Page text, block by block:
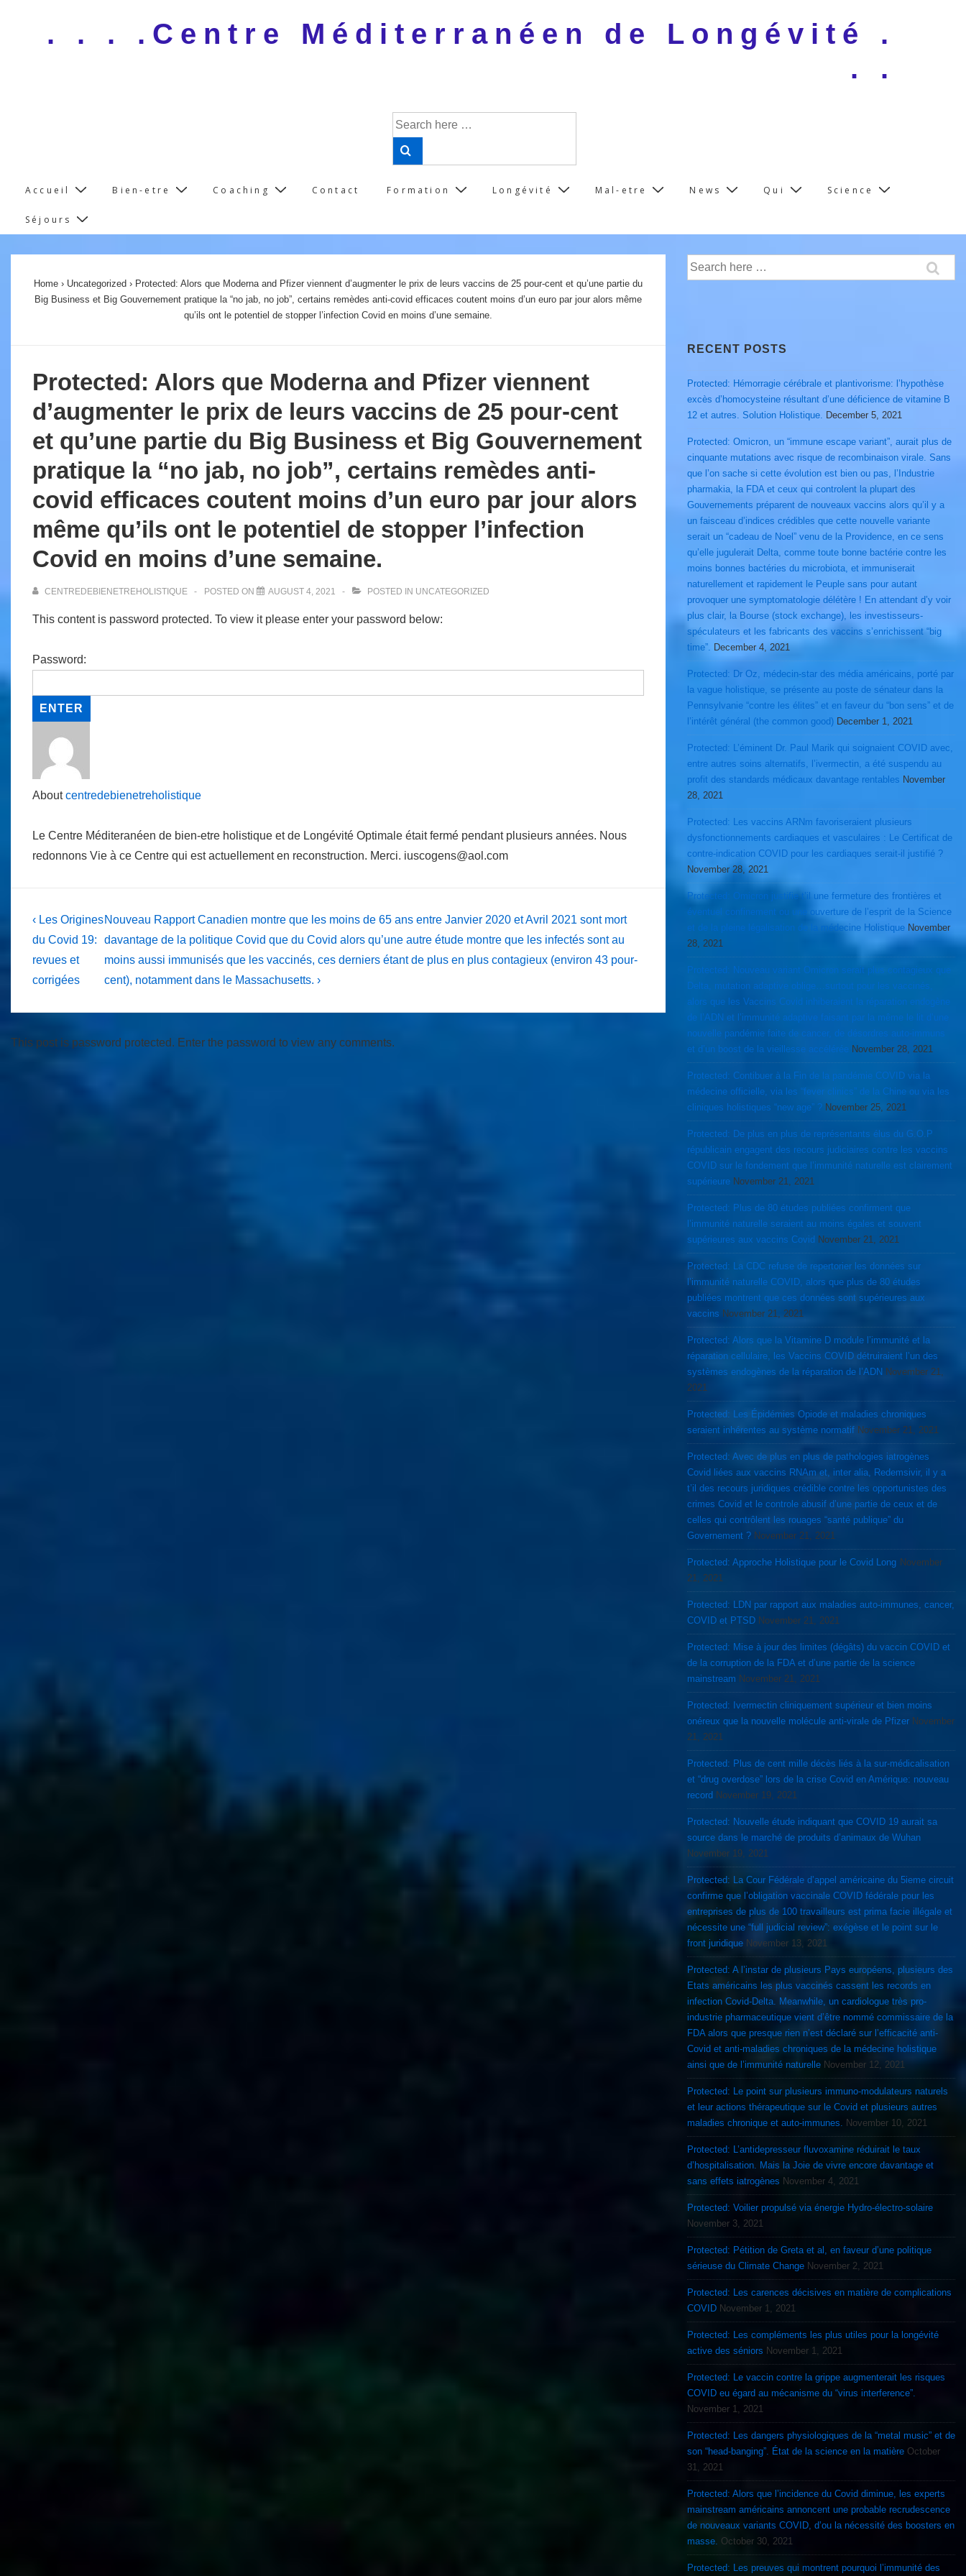
. . . .Centre Méditerranéen de Longévité .
. .
Search
for:
Main
Navigation
Accueil Bien-etre Coaching Contact Formation Longévité Mal-etre News Qui Science
Séjours
Home › Uncategorized › Protected: Alors que Moderna and Pfizer viennent d’augmenter le prix de leurs vaccins de 25 pour-cent et qu’une partie du
Big Business et Big Gouvernement pratique la “no jab, no job”, certains remèdes anti-covid efficaces coutent moins d’un euro par jour alors même
qu’ils ont le potentiel de stopper l’infection Covid en moins d’une semaine.
Protected: Alors que Moderna and Pfizer viennent
d’augmenter le prix de leurs vaccins de 25 pour-cent
et qu’une partie du Big Business et Big Gouvernement
pratique la “no jab, no job”, certains remèdes anti-
covid efficaces coutent moins d’un euro par jour alors
même qu’ils ont le potentiel de stopper l’infection
Covid en moins d’une semaine.
CENTREDEBIENETREHOLISTIQUE POSTED ON AUGUST 4, 2021 POSTED IN UNCATEGORIZED
This content is password protected. To view it please enter your password below:
Password:
Aboutcentredebienetreholistique
Le Centre Méditeranéen de bien-etre holistique et de Longévité Optimale était fermé pendant plusieurs années. Nous
redonnons Vie à ce Centre qui est actuellement en reconstruction. Merci. iuscogens@aol.com
Post
navigation
Previous
Post
is
‹ Les Origines
du Covid 19:
revues et
corrigées
Next
Post
is
Nouveau Rapport Canadien montre que les moins de 65 ans entre Janvier 2020 et Avril 2021 sont mort
davantage de la politique Covid que du Covid alors qu’une autre étude montre que les infectés sont au
moins aussi immunisés que les vaccinés, ces derniers étant de plus en plus contagieux (environ 43 pour-
cent), notamment dans le Massachusetts. ›
This post is password protected. Enter the password to view any comments.
Search
for:
RECENT POSTS
Protected: Hémorragie cérébrale et plantivorisme: l’hypothèse
excès d’homocysteine résultant d’une déficience de vitamine B
12 et autres. Solution Holistique. December 5, 2021
Protected: Omicron, un “immune escape variant”, aurait plus de
cinquante mutations avec risque de recombinaison virale. Sans
que l’on sache si cette évolution est bien ou pas, l’Industrie
pharmakia, la FDA et ceux qui controlent la plupart des
Gouvernements préparent de nouveaux vaccins alors qu’il y a
un faisceau d’indices crédibles que cette nouvelle variante
serait un “cadeau de Noel” venu de la Providence, en ce sens
qu’elle jugulerait Delta, comme toute bonne bactérie contre les
moins bonnes bactéries du microbiota, et immuniserait
naturellement et rapidement le Peuple sans pour autant
provoquer une symptomatologie délétère ! En attendant d’y voir
plus clair, la Bourse (stock exchange), les investisseurs-
spéculateurs et les fabricants des vaccins s’enrichissent “big
time”. December 4, 2021
Protected: Dr Oz, médecin-star des média américains, porté par
la vague holistique, se présente au poste de sénateur dans la
Pennsylvanie “contre les élites” et en faveur du “bon sens” et de
l’intérêt général (the common good) December 1, 2021
Protected: L’éminent Dr. Paul Marik qui soignaient COVID avec,
entre autres soins alternatifs, l’ivermectin, a été suspendu au
profit des standards médicaux davantage rentables November
28, 2021
Protected: Les vaccins ARNm favoriseraient plusieurs
dysfonctionnements cardiaques et vasculaires : Le Certificat de
contre-indication COVID pour les cardiaques serait-il justifié ?
November 28, 2021
Protected: Omicron justifie t’il une fermeture des frontières et
éventuel confinement ou une ouverture de l’esprit de la Science
et de la pleine légalisation de la médecine Holistique November
28, 2021
Protected: Nouveau variant Omicron serait plus contagieux que
Delta, mutation adaptive oblige…surtout pour les vaccinés,
alors que les Vaccins Covid inhiberaient la réparation endogène
de l’ADN et l’immunité adaptive faisant par la même le lit d’une
nouvelle pandémie faite de cancer, de désordres auto-immuns
et d’un boost de la vieillesse accélérée November 28, 2021
Protected: Contibuer à la Fin de la pandémie COVID via la
médecine officielle, via les “fever clinics” de la Chine ou via les
cliniques holistiques “new age” ? November 25, 2021
Protected: De plus en plus de représentants élus du G.O.P
républicain engagent des recours judiciaires contre les vaccins
COVID sur le fondement que l’immunité naturelle est clairement
supérieure November 21, 2021
Protected: Plus de 80 études publiées confirment que
l’immunité naturelle seraient au moins égales et souvent
supérieures aux vaccins Covid November 21, 2021
Protected: La CDC refuse de repertorier les données sur
l’immunité naturelle COVID, alors que plus de 80 études
publiées montrent que ces données sont supérieures aux
vaccins November 21, 2021
Protected: Alors que la Vitamine D module l’immunité et la
réparation cellulaire, les Vaccins COVID détruiraient l’un des
systèmes endogènes de la réparation de l’ADN November 21,
2021
Protected: Les Épidémies Opiode et maladies chroniques
seraient inhérentes au système normatif November 21, 2021
Protected: Avec de plus en plus de pathologies iatrogènes
Covid liées aux vaccins RNAm et, inter alia, Redemsivir, il y a
t’il des recours juridiques crédible contre les opportunistes des
crimes Covid et le controle abusif d’une partie de ceux et de
celles qui contrôlent les rouages “santé publique” du
Governement ? November 21, 2021
Protected: Approche Holistique pour le Covid Long November
21, 2021
Protected: LDN par rapport aux maladies auto-immunes, cancer,
COVID et PTSD November 21, 2021
Protected: Mise à jour des limites (dégâts) du vaccin COVID et
de la corruption de la FDA et d’une partie de la science
mainstream November 21, 2021
Protected: Ivermectin cliniquement supérieur et bien moins
onéreux que la nouvelle molécule anti-virale de Pfizer November
21, 2021
Protected: Plus de cent mille décès liés à la sur-médicalisation
et “drug overdose” lors de la crise Covid en Amérique: nouveau
record November 19, 2021
Protected: Nouvelle étude indiquant que COVID 19 aurait sa
source dans le marché de produits d’animaux de Wuhan
November 19, 2021
Protected: La Cour Fédérale d’appel américaine du 5ieme circuit
confirme que l’obligation vaccinale COVID fédérale pour les
entreprises de plus de 100 travailleurs est prima facie illégale et
nécessite une “full judicial review”: exégèse et le point sur le
front juridique November 13, 2021
Protected: A l’instar de plusieurs Pays européens, plusieurs des
Etats américains les plus vaccinés cassent les records en
infection Covid-Delta. Meanwhile, un cardiologue très pro-
industrie pharmaceutique vient d’être nommé commissaire de la
FDA alors que presque rien n’est déclaré sur l’efficacité anti-
Covid et anti-maladies chroniques de la médecine holistique
ainsi que de l’immunité naturelle November 12, 2021
Protected: Le point sur plusieurs immuno-modulateurs naturels
et leur actions thérapeutique sur le Covid et plusieurs autres
maladies chronique et auto-immunes.
November 10, 2021
Protected: L’antidepresseur fluvoxamine réduirait le taux
d’hospitalisation. Mais la Joie de vivre encore davantage et
sans effets iatrogènes November 4, 2021
Protected: Voilier propulsé via énergie Hydro-électro-solaire
November 3, 2021
Protected: Pétition de Greta et al, en faveur d’une politique
sérieuse du Climate Change November 2, 2021
Protected: Les carences décisives en matière de complications
COVID November 1, 2021
Protected: Les compléments les plus utiles pour la longévité
active des séniors November 1, 2021
Protected: Le vaccin contre la grippe augmenterait les risques
COVID eu égard au mécanisme du “virus interference”.
November 1, 2021
Protected: Les dangers physiologiques de la “metal music” et de
son “head-banging”. État de la science en la matière October
31, 2021
Protected: Alors que l’incidence du Covid diminue, les experts
mainstream américains annoncent une probable recrudescence
de nouveaux variants COVID, d’ou la nécessité des boosters en
masse. October 30, 2021
Protected: Les preuves qui montrent pourquoi l’immunité des